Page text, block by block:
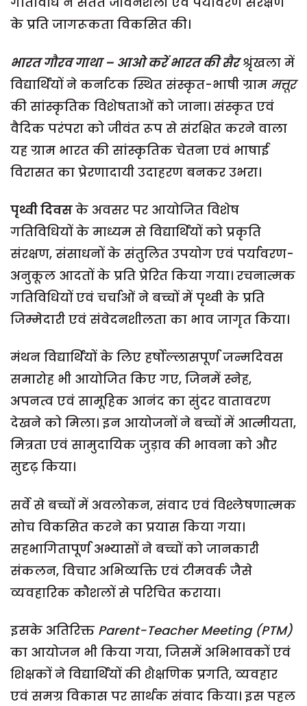
के प्रति जागरूकता विकसित की।
भारत गौरव गाथा – आओ करें भारत की सैरश्रृंखला में
विद्यार्थियों ने कर्नाटक स्थित संस्कृत-भाषी ग्राम मत्तूर
की सांस्कृतिक विशेषताओं को जाना। संस्कृत एवं
वैदिक परंपरा को जीवंत रूप से संरक्षित करने वाला
यह ग्राम भारत की सांस्कृतिक चेतना एवं भाषाई
विरासत का प्रेरणादायी उदाहरण बनकर उभरा।
पृथ्वी दिवसके अवसर पर आयोजित विशेष
गतिविधियों के माध्यम से विद्यार्थियों को प्रकृति
संरक्षण, संसाधनों के संतुलित उपयोग एवं पर्यावरण-
अनुकूल आदतों के प्रति प्रेरित किया गया। रचनात्मक
गतिविधियों एवं चर्चाओं ने बच्चों में पृथ्वी के प्रति
जिम्मेदारी एवं संवेदनशीलता का भाव जागृत किया।
मंथन विद्यार्थियों के लिए हर्षोल्लासपूर्ण जन्मदिवस
समारोह भी आयोजित किए गए, जिनमें स्नेह,
अपनत्व एवं सामूहिक आनंद का सुंदर वातावरण
देखने को मिला। इन आयोजनों ने बच्चों में आत्मीयता,
मित्रता एवं सामुदायिक जुड़ाव की भावना को और
सुदृढ़ किया।
सर्वे से बच्चों में अवलोकन, संवाद एवं विश्लेषणात्मक
सोच विकसित करने का प्रयास किया गया।
सहभागितापूर्ण अभ्यासों ने बच्चों को जानकारी
संकलन, विचार अभिव्यक्ति एवं टीमवर्क जैसे
व्यवहारिक कौशलों से परिचित कराया।
इसके अतिरिक्त Parent-Teacher Meeting (PTM)
का आयोजन भी किया गया, जिसमें अभिभावकों एवं
शिक्षकों ने विद्यार्थियों की शैक्षणिक प्रगति, व्यवहार
एवं समग्र विकास पर सार्थक संवाद किया। इस पहल